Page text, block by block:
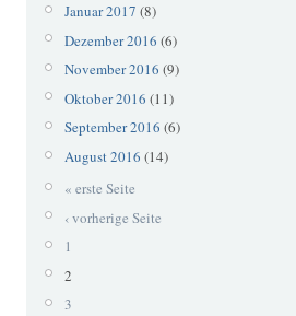
Januar 2017 (8)
Dezember 2016 (6)
November 2016 (9)
Oktober 2016 (11)
September 2016 (6)
August 2016 (14)
« erste Seite
‹ vorherige Seite
1
2
3